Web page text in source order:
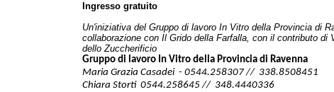
Ingresso gratuito
Un'iniziativa del Gruppo di lavoro In Vitro della Provincia di
collaborazione con Il Grido della Farfalla, con il contributo di
dello Zuccherificio
Gruppo di lavoro In Vitro della Provincia di Ravenna
Maria Grazia Casadei - 0544.258307// 338.8508451
Chiara Storti 0544.258645 // 348.4440336